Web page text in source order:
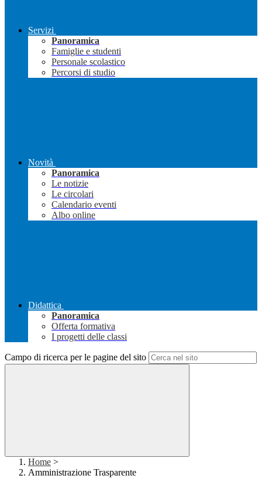
Servizi
Panoramica
Famiglie e studenti
Personale scolastico
Percorsi di studio
Novità
Panoramica
Le notizie
Le circolari
Calendario eventi
Albo online
Didattica
Panoramica
Offerta formativa
I progetti delle classi
Campo di ricerca per le pagine del sito
Home >
Amministrazione Trasparente